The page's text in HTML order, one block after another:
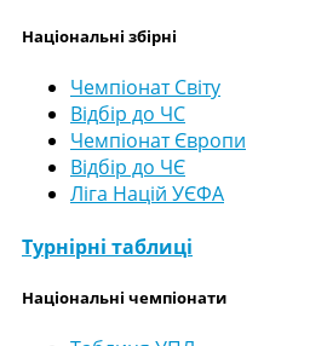
Національні збірні
Чемпіонат Світу
Відбір до ЧС
Чемпіонат Європи
Відбір до ЧЄ
Ліга Націй УЄФА
Турнірні таблиці
Національні чемпіонати